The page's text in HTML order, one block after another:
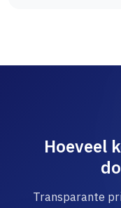
Hoeveel
Transparante